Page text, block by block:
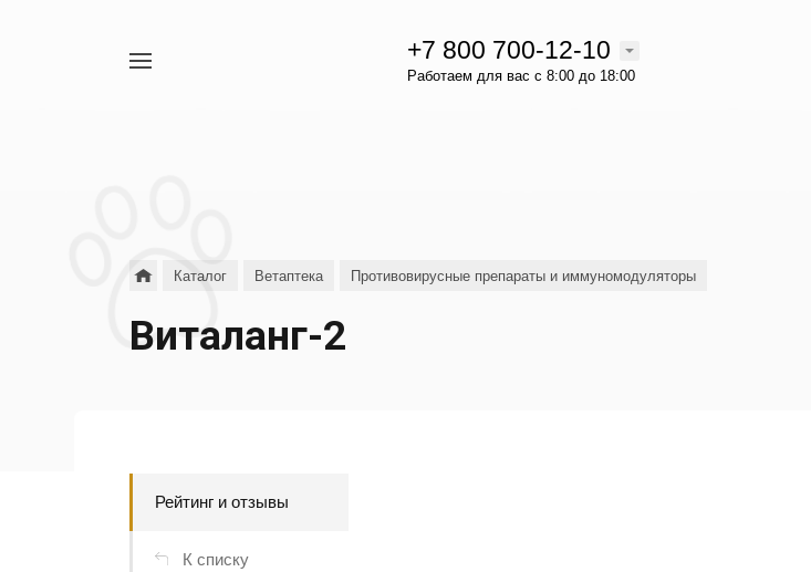
+7 800 700-12-10
Работаем для вас с 8:00 до 18:00
Каталог Ветаптека Противовирусные препараты и иммуномодуляторы
Виталанг-2
Рейтинг и отзывы
К списку